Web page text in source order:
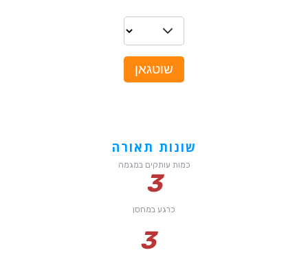
שוטגאן
שונות תאורה
כמות עותקים במגמה
3
כרגע במחסן
3